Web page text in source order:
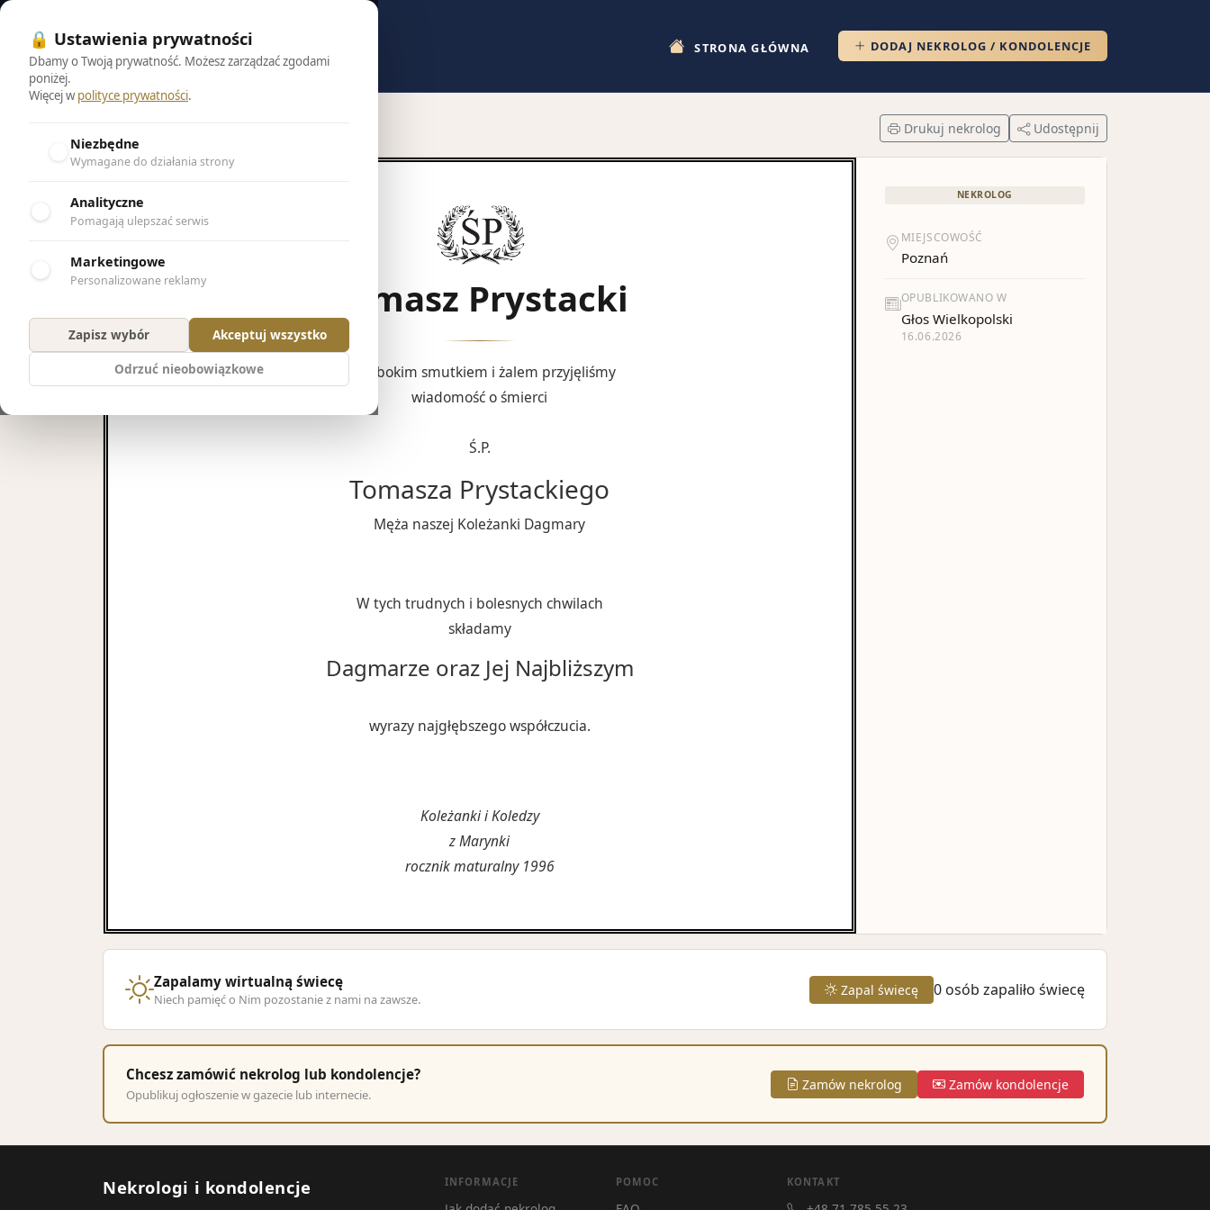
STRONA GŁÓWNA DODAJ NEKROLOG / KONDOLENCJE
Powrót do wyników Drukuj nekrolog Udostępnij
Tomasz Prystacki
Z głębokim smutkiem i żalem przyjęliśmy
wiadomość o śmierci
Ś.P.
Tomasza Prystackiego
Męża naszej Koleżanki Dagmary
W tych trudnych i bolesnych chwilach
składamy
Dagmarze oraz Jej Najbliższym
wyrazy najgłębszego współczucia.
Koleżanki i Koledzy
z Marynki
rocznik maturalny 1996
NEKROLOG
MIEJSCOWOŚĆ
Poznań
OPUBLIKOWANO W
Głos Wielkopolski
16.06.2026
Zapalamy wirtualną świecę
Niech pamięć o Nim pozostanie z nami na zawsze.
Zapal świecę 0 osób zapaliło świecę
Chcesz zamówić nekrolog lub kondolencje?
Opublikuj ogłoszenie w gazecie lub internecie.
Zamów nekrolog Zamów kondolencje
Nekrologi i kondolencje INFORMACJE POMOC KONTAKT
🔒 Ustawienia prywatności
Dbamy o Twoją prywatność. Możesz zarządzać zgodami
poniżej.
Więcej wpolityce prywatności.
Niezbędne
Wymagane do działania strony
Analityczne
Pomagają ulepszać serwis
Marketingowe
Personalizowane reklamy
Zapisz wybór
Akceptuj wszystko
Odrzuć nieobowiązkowe